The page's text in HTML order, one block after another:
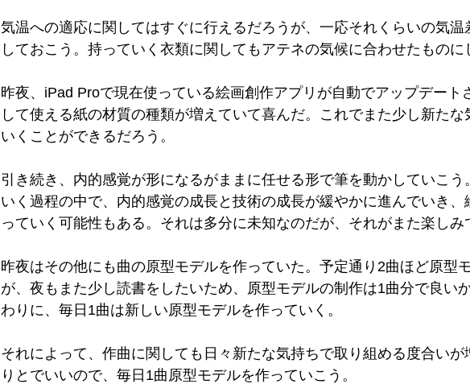
気温への適応に関してはすぐに行えるだろうが、一応それくらいの気
しておこう。持っていく衣類に関してもアテネの気候に合わせたものに
昨夜、iPad Proで現在使っている絵画創作アプリが自動でアップデート
して使える紙の材質の種類が増えていて喜んだ。これでまた少し新たな
いくことができるだろう。
引き続き、内的感覚が形になるがままに任せる形で筆を動かしていこう
いく過程の中で、内的感覚の成長と技術の成長が緩やかに進んでいき、
っていく可能性もある。それは多分に未知なのだが、それがまた楽しみ
昨夜はその他にも曲の原型モデルを作っていた。予定通り2曲ほど原型
が、夜もまた少し読書をしたいため、原型モデルの制作は1曲分で良い
わりに、毎日1曲は新しい原型モデルを作っていく。
それによって、作曲に関しても日々新たな気持ちで取り組める度合いが
りとでいいので、毎日1曲原型モデルを作っていこう。